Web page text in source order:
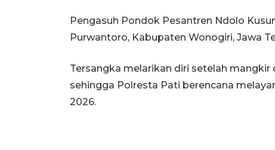
Pengasuh Pondok Pesantren Ndolo
Purwantoro, Kabupaten Wonogiri, Jawa
Tersangka melarikan diri setelah mangkir
sehingga Polresta Pati berencana
2026.